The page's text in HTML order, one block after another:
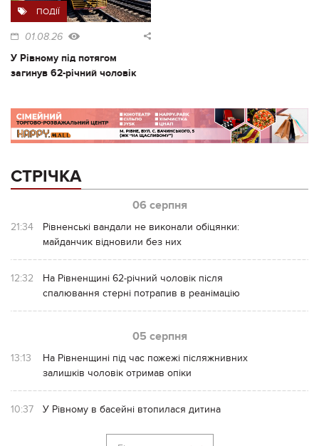
ПОДІЇ
01.08.26
У Рівному під потягом
загинув 62-річний чоловік
СТРІЧКА
06 серпня
21:34
Рівненські вандали не виконали обіцянки:
майданчик відновили без них
12:32
На Рівненщині 62-річний чоловік після
спалювання стерні потрапив в реанімацію
05 серпня
13:13
На Рівненщині під час пожежі післяжнивних
залишків чоловік отримав опіки
10:37 У Рівному в басейні втопилася дитина